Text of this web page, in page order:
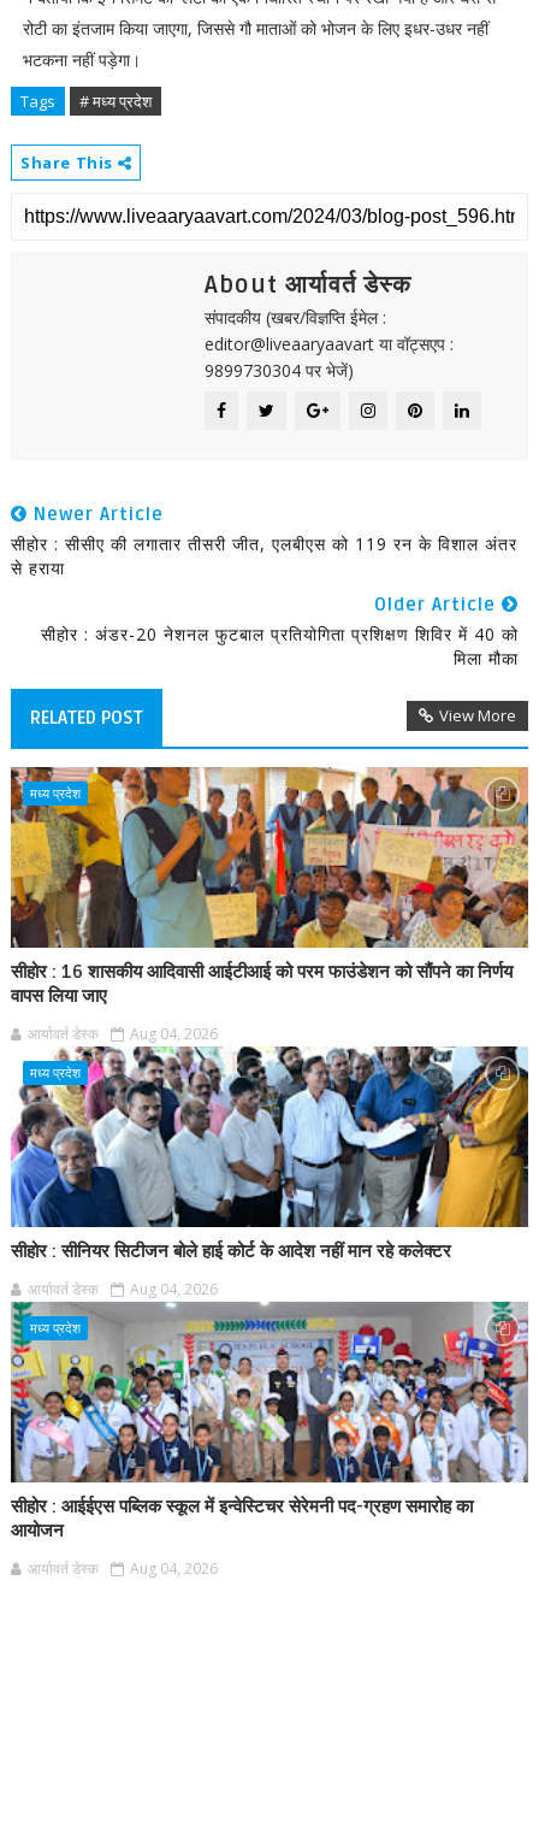
रोटी का इंतजाम किया जाएगा, जिससे गौ माताओं को भोजन के लिए इधर-उधर नहीं
भटकना नहीं पड़ेगा।
Tags # मध्य प्रदेश
Share This
About आर्यावर्त डेस्क
संपादकीय (खबर/विज्ञप्ति ईमेल :
editor@liveaaryaavart या वॉट्सएप :
9899730304 पर भेजें)
Newer Article
सीहोर : सीसीए की लगातार तीसरी जीत, एलबीएस को 119 रन के विशाल अंतर
से हराया
Older Article
सीहोर : अंडर-20 नेशनल फुटबाल प्रतियोगिता प्रशिक्षण शिविर में 40 को
मिला मौका
RELATED POST View More
मध्य प्रदेश
सीहोर : 16 शासकीय आदिवासी आईटीआई को परम फाउंडेशन को सौंपने का निर्णय
वापस लिया जाए
आर्यावर्त डेस्क Aug 04, 2026
मध्य प्रदेश
सीहोर : सीनियर सिटीजन बोले हाई कोर्ट के आदेश नहीं मान रहे कलेक्टर
आर्यावर्त डेस्क Aug 04, 2026
मध्य प्रदेश
सीहोर : आईईएस पब्लिक स्कूल में इन्वेस्टिचर सेरेमनी पद-ग्रहण समारोह का
आयोजन
आर्यावर्त डेस्क Aug 04, 2026